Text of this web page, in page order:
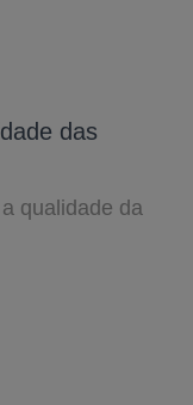
das
qualidade da